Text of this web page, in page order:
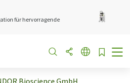
für hervorragende
Bioscience GmbH